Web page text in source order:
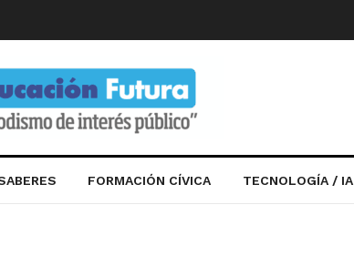
FORMACIÓN CÍVICA TECNOLOGÍA / IA